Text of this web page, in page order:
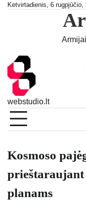
SkipKetvirtadienis, 6 rugpjūčio,
webstudio.lt
Kosmoso
planams